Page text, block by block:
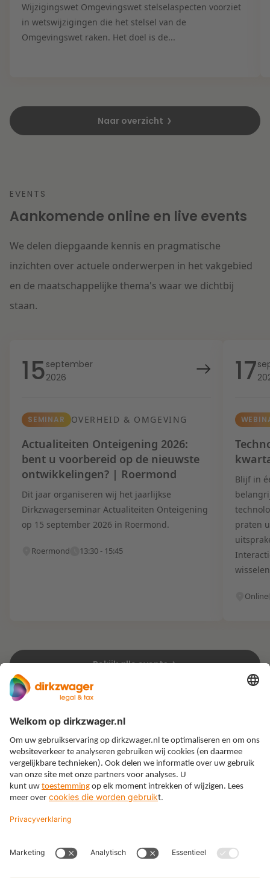
Wijzigingswet Omgevingswet stelselaspecten voorziet
in wetswijzigingen die het stelsel van de
Omgevingswet raken. Het doel is de...
Naar overzicht
EVENTS
Aankomende online en live events
We delen diepgaande kennis en pragmatische
inzichten over actuele onderwerpen in het vakgebied
en de maatschappelijke thema's waar we dichtbij
staan.
15september
2026
SEMINAR OVERHEID & OMGEVING
Actualiteiten Onteigening 2026:
bent u voorbereid op de nieuwste
ontwikkelingen? | Roermond
Dit jaar organiseren wij het jaarlijkse
Dirkzwagerseminar Actualiteiten Onteigening
op 15 september 2026 in Roermond.
Roermond 13:30 - 15:45
17
Blijf in
praten
Online
Bekijk alle events
Expertises
Thema’s